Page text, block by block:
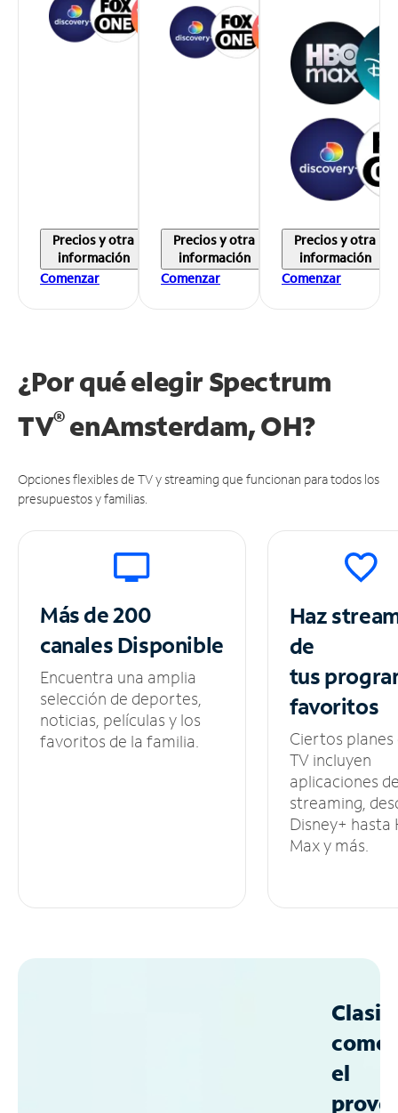
Precios y otra
información
Comenzar
Precios y otra
información
Comenzar
Precios y otra
información
Comenzar
¿Por qué elegir Spectrum
TV®enAmsterdam, OH?
Opciones flexibles de TV y streaming que funcionan para todos los
presupuestos y familias.
Más de 200
canalesDisponible
Encuentra una amplia
selección de deportes,
noticias, películas y los
favoritos de la familia.
Haz
de
tus
favoritos
Ciertos planes
TV incluyen
aplicaciones
streaming,
Disney+ hasta
Max y más.
como
el